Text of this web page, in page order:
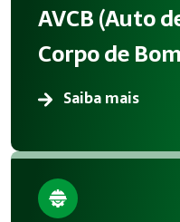
AVCB (Auto
Corpo de
Saiba mais